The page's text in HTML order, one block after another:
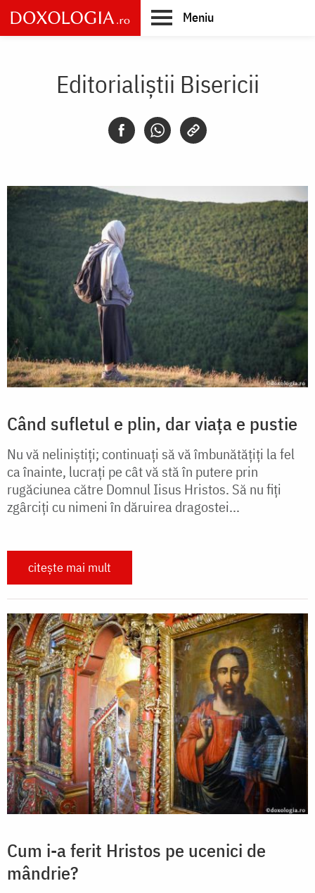
Skip
to
main
Meniu
Editorialiștii Bisericii
Când sufletul e plin, dar viața e pustie
Nu vă neliniștiți; continuați să vă îmbunătățiți la fel
ca înainte, lucrați pe cât vă stă în putere prin
rugăciunea către Domnul Iisus Hristos. Să nu fiți
zgârciți cu nimeni în dăruirea dragostei...
citește mai mult
Cum i-a ferit Hristos pe ucenici de
mândrie?